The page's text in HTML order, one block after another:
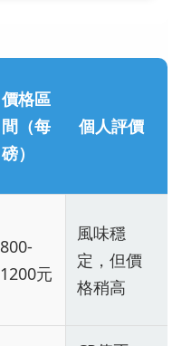
價格區
間（每
磅）
個人評價
800-
1200元
風味穩
定，但價
格稍高